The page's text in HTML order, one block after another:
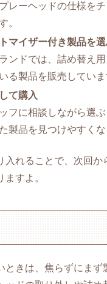
レーヘッドの仕様を
。
マイザー付き製品を
ンドでは、詰め替え
る製品を販売していま
て購入
フに相談しながら選
製品を見つけやすくな
入れることで、次回か
すよ。
ときは、焦らずにまず